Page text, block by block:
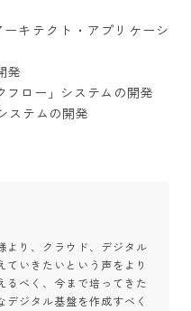
ーキテクト・アプリケーシ
発
フロー」システムの開発
ステムの開発
より、クラウド、デジタル
いきたいという声をより
るべく、今まで培ってきた
ジタル基盤を作成すべく